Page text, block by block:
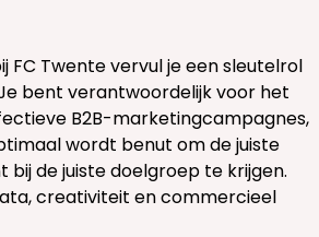
FC Twente vervul je een sleutelrol
bent verantwoordelijk voor het
B2B-marketingcampagnes,
wordt benut om de juiste
de juiste doelgroep te krijgen.
creativiteit en commercieel